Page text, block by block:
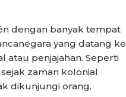
dengan banyak tempat
yang datang ke
atau penjajahan. Seperti
zaman kolonial
dikunjungi orang.